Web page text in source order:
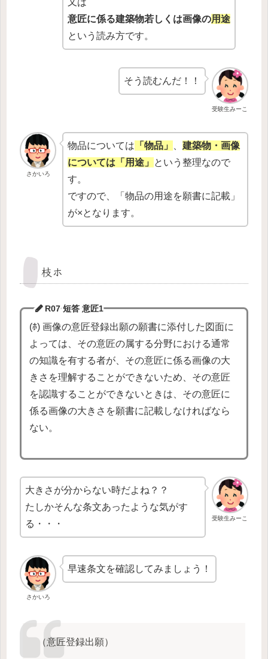
又は
意匠に係る建築物若しくは画像の用途
という読み方です。
受験生みーこ
そう読むんだ！！
さかいろ
物品については 「物品」 、建築物・画像
については「用途」
という整理なので
す。
ですので、「物品の用途を願書に記載」
が×となります。
枝ホ
R07 短答 意匠1
(ﾎ) 画像の意匠登録出願の願書に添付した図面に
よっては、その意匠の属する分野における通常
の知識を有する者が、その意匠に係る画像の大
きさを理解することができないため、その意匠
を認識することができないときは、その意匠に
係る画像の大きさを願書に記載しなければなら
ない。
受験生みーこ
大きさが分からない時だよね？？
たしかそんな条文あったような気がす
る・・・
さかいろ
早速条文を確認してみましょう！
（意匠登録出願）